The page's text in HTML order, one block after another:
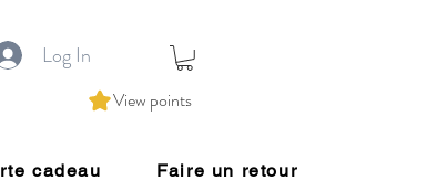
Log In
View points
cadeau Faire un retour